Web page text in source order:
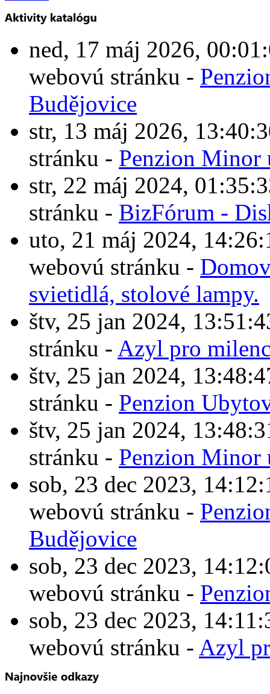
ned, 17 máj 2026,
webovú stránku -
Budějovice
str, 13 máj 2026,
stránku - Penzion Minor
str, 22 máj 2024,
stránku - BizFórum -
uto, 21 máj 2024,
webovú stránku -
svietidlá, stolové lampy.
štv, 25 jan 2024,
stránku - Azyl pro
štv, 25 jan 2024,
stránku - Penzion
štv, 25 jan 2024,
stránku - Penzion Minor
sob, 23 dec 2023,
webovú stránku -
Budějovice
sob, 23 dec 2023,
webovú stránku -
sob, 23 dec 2023,
webovú stránku - Azyl